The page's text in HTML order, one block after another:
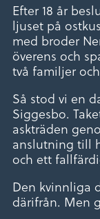
Efter 18 år
ljuset på
med broder
överens och
två familjer
Så stod vi en
Siggesbo.
askträden
anslutning till
och ett
Den kvinnliga
därifrån. Men